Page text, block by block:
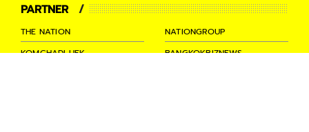
PARTNER
THE NATION
NATIONGROUP
KOMCHADLUEK
BANGKOKBIZNEWS